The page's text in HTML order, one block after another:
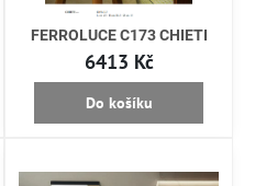
FERROLUCE C173 CHIETI
6413 Kč
Do košíku